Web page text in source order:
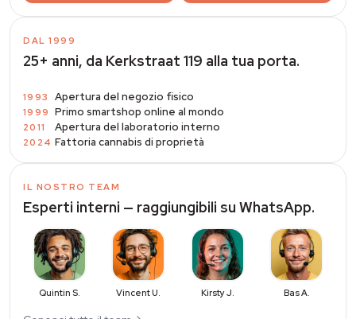
DAL 1999
25+ anni, da Kerkstraat 119 alla tua porta.
1993 Apertura del negozio fisico
1999 Primo smartshop online al mondo
2011 Apertura del laboratorio interno
2024 Fattoria cannabis di proprietà
IL NOSTRO TEAM
Esperti interni — raggiungibili su WhatsApp.
Quintin S. Vincent U. Kirsty J. Bas A.